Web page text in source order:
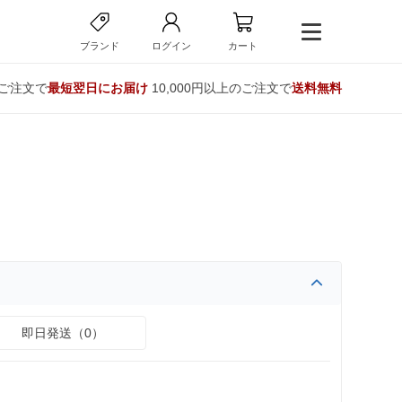
ブランド ログイン カート
注文で最短翌日にお届け10,000円以上のご注文で送料無料
即日発送（0）